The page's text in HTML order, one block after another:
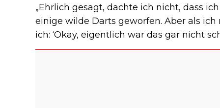
„Ehrlich gesagt, dachte ich nicht, dass
einige wilde Darts geworfen. Aber als
ich: ‘Okay, eigentlich war das gar nicht